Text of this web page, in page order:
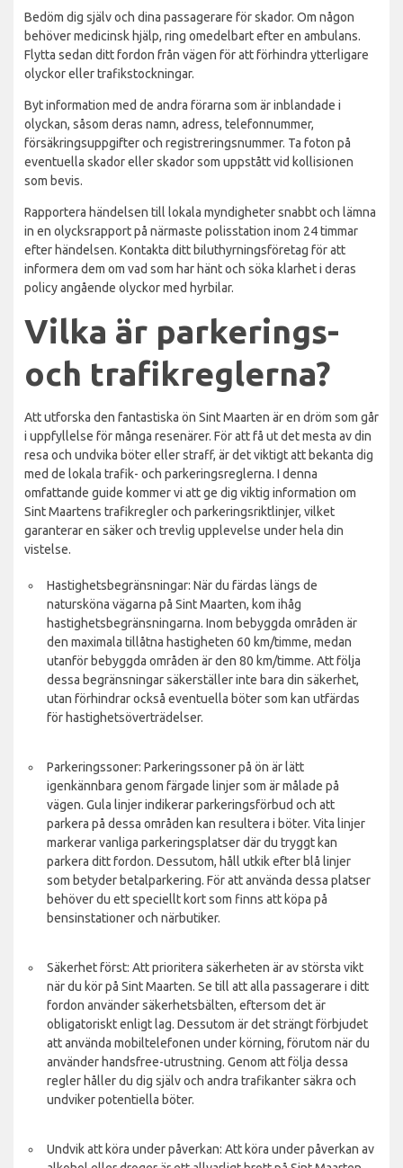
Bedöm dig själv och dina passagerare för skador. Om någon
behöver medicinsk hjälp, ring omedelbart efter en ambulans.
Flytta sedan ditt fordon från vägen för att förhindra ytterligare
olyckor eller trafikstockningar.
Byt information med de andra förarna som är inblandade i
olyckan, såsom deras namn, adress, telefonnummer,
försäkringsuppgifter och registreringsnummer. Ta foton på
eventuella skador eller skador som uppstått vid kollisionen
som bevis.
Rapportera händelsen till lokala myndigheter snabbt och lämna
in en olycksrapport på närmaste polisstation inom 24 timmar
efter händelsen. Kontakta ditt biluthyrningsföretag för att
informera dem om vad som har hänt och söka klarhet i deras
policy angående olyckor med hyrbilar.
Vilka är parkerings-
och trafikreglerna?
Att utforska den fantastiska ön Sint Maarten är en dröm som går
i uppfyllelse för många resenärer. För att få ut det mesta av din
resa och undvika böter eller straff, är det viktigt att bekanta dig
med de lokala trafik- och parkeringsreglerna. I denna
omfattande guide kommer vi att ge dig viktig information om
Sint Maartens trafikregler och parkeringsriktlinjer, vilket
garanterar en säker och trevlig upplevelse under hela din
vistelse.
Hastighetsbegränsningar: När du färdas längs de
natursköna vägarna på Sint Maarten, kom ihåg
hastighetsbegränsningarna. Inom bebyggda områden är
den maximala tillåtna hastigheten 60 km/timme, medan
utanför bebyggda områden är den 80 km/timme. Att följa
dessa begränsningar säkerställer inte bara din säkerhet,
utan förhindrar också eventuella böter som kan utfärdas
för hastighetsöverträdelser.
Parkeringssoner: Parkeringssoner på ön är lätt
igenkännbara genom färgade linjer som är målade på
vägen. Gula linjer indikerar parkeringsförbud och att
parkera på dessa områden kan resultera i böter. Vita linjer
markerar vanliga parkeringsplatser där du tryggt kan
parkera ditt fordon. Dessutom, håll utkik efter blå linjer
som betyder betalparkering. För att använda dessa platser
behöver du ett speciellt kort som finns att köpa på
bensinstationer och närbutiker.
Säkerhet först: Att prioritera säkerheten är av största vikt
när du kör på Sint Maarten. Se till att alla passagerare i ditt
fordon använder säkerhetsbälten, eftersom det är
obligatoriskt enligt lag. Dessutom är det strängt förbjudet
att använda mobiltelefonen under körning, förutom när du
använder handsfree-utrustning. Genom att följa dessa
regler håller du dig själv och andra trafikanter säkra och
undviker potentiella böter.
Undvik att köra under påverkan: Att köra under påverkan av